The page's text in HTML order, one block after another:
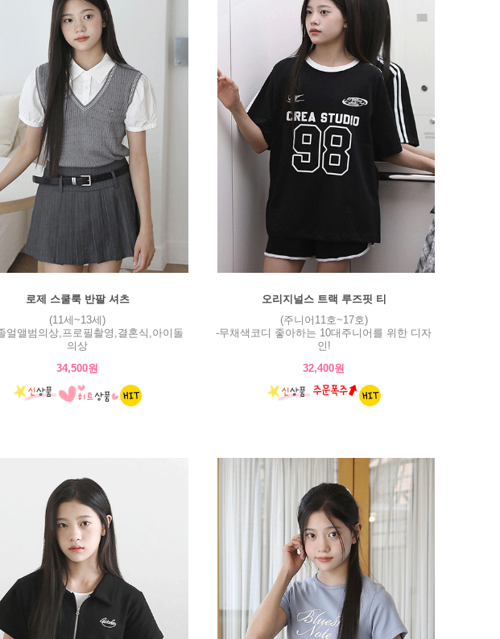
로제 스쿨룩 반팔 셔츠
(11세~13세)
앨범의상,프로필촬영,결혼식,아이돌
의상
34,500원
오리지널스 트랙 루즈핏 티
(주니어11호~17호)
-무채색코디 좋아하는 10대주니어를 위한 디자
인!
32,400원